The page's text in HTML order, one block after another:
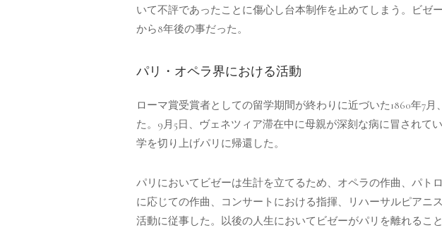
いて不評であったことに傷心し台本制作を止めてしまう。ビ
から8年後の事だった。
パリ・オペラ界における活動
ローマ賞受賞者としての留学期間が終わりに近づいた1860年7
た。9月5日、ヴェネツィア滞在中に母親が深刻な病に冒され
学を切り上げパリに帰還した。
パリにおいてビゼーは生計を立てるため、オペラの作曲、パト
に応じての作曲、コンサートにおける指揮、リハーサルピア
活動に従事した。以後の人生においてビゼーがパリを離れること